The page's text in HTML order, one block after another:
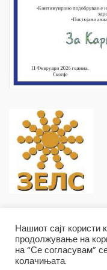
Нашиот сајт
продолжување на
на “Се согласувам”
колачињата.